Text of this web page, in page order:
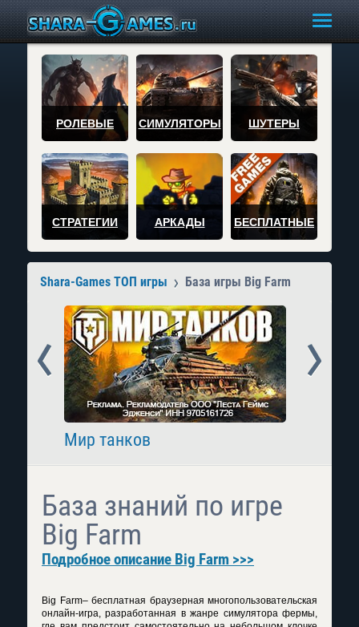
РОЛЕВЫЕ СИМУЛЯТОРЫ ШУТЕРЫ
СТРАТЕГИИ АРКАДЫ БЕСПЛАТНЫЕ
Shara-Games ТОП игры База игры Big Farm
Мир танков
Prev
База знаний по игре
Big Farm
Подробное описание Big Farm >>>
Big Farm– бесплатная браузерная многопользовательская
онлайн-игра, разработанная в жанре симулятора фермы,